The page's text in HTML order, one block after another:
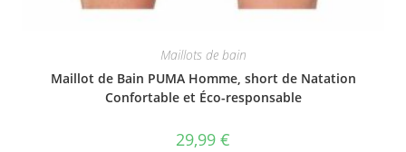
Maillots de bain
Maillot de Bain PUMA Homme, short de Natation
Confortable et Éco-responsable
29,99 €